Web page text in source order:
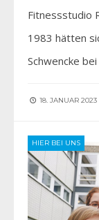
Fitnessstudio
1983 hätten
Schwencke
18. JANUAR 2023
HIER BEI UNS